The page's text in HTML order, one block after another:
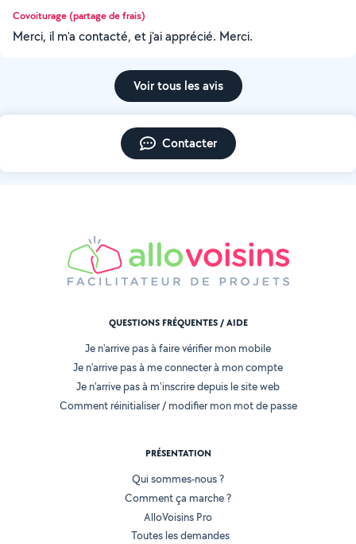
Covoiturage (partage de frais)
Merci, il m'a contacté, et j'ai apprécié. Merci.
Voir tous les avis
Contacter
QUESTIONS FRÉQUENTES / AIDE
Je n'arrive pas à faire vérifier mon mobile
Je n'arrive pas à me connecter à mon compte
Je n'arrive pas à m'inscrire depuis le site web
Comment réinitialiser / modifier mon mot de passe
PRÉSENTATION
Qui sommes-nous ?
Comment ça marche ?
AlloVoisins Pro
Toutes les demandes